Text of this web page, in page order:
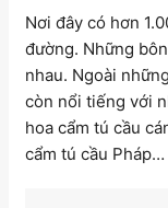
Nơi đây có hơn
đường. Những
nhau. Ngoài
còn nổi tiếng với
hoa cẩm tú cầu
cẩm tú cầu Pháp…